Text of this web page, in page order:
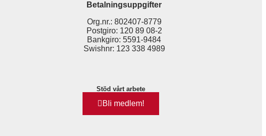
Betalningsuppgifter
Org.nr.: 802407-8779
Postgiro: 120 89 08-2
Bankgiro: 5591-9484
Swishnr: 123 338 4989
Stöd vårt arbete
Bli medlem!